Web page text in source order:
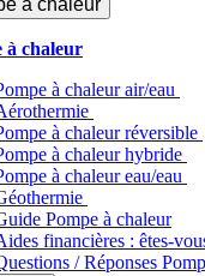
à chaleur
à chaleur
à chaleur air/eau
à chaleur réversible
à chaleur hybride
à chaleur​ eau/eau
Pompe à chaleur
financières : êtes-
/ Réponses